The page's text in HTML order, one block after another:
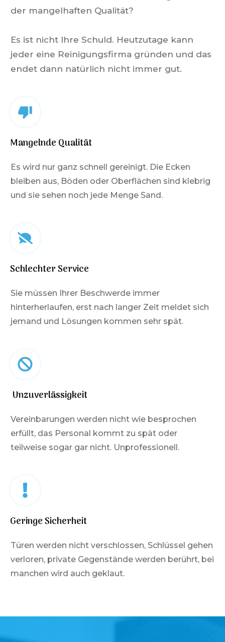
der mangelhaften Qualität?
Es ist nicht Ihre Schuld. Heutzutage kann
jeder eine Reinigungsfirma gründen und das
endet dann natürlich nicht immer gut.
Mangelnde Qualität
Es wird nur ganz schnell gereinigt. Die Ecken
bleiben aus, Böden oder Oberflächen sind klebrig
und sie sehen noch jede Menge Sand.
Schlechter Service
Sie müssen Ihrer Beschwerde immer
hinterherlaufen, erst nach langer Zeit meldet sich
jemand und Lösungen kommen sehr spät.
Unzuverlässigkeit
Vereinbarungen werden nicht wie besprochen
erfüllt, das Personal kommt zu spät oder
teilweise sogar gar nicht. Unprofessionell.
Geringe Sicherheit
Türen werden nicht verschlossen, Schlüssel gehen
verloren, private Gegenstände werden berührt, bei
manchen wird auch geklaut.